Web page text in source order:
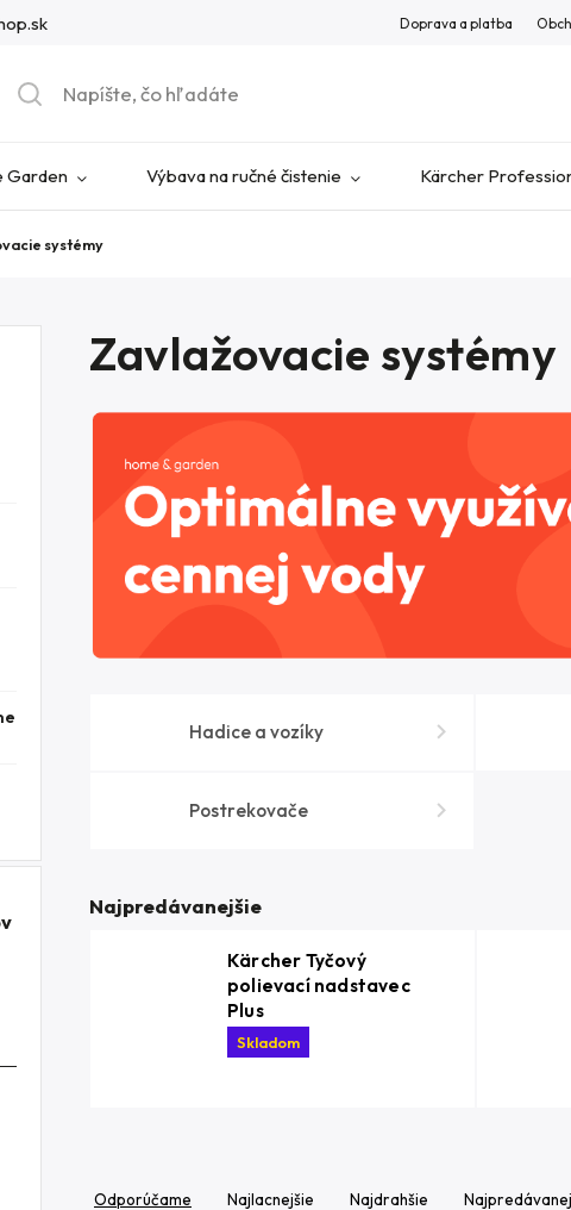
Doprava a platba
Garden Výbava na ručné čistenie Kärcher
systémy
Zavlažovacie systémy
Hadice a vozíky
Postrekovače
Najpredávanejšie
Kärcher Tyčový
polievací nadstavec
Plus
Skladom
Odporúčame Najlacnejšie Najdrahšie